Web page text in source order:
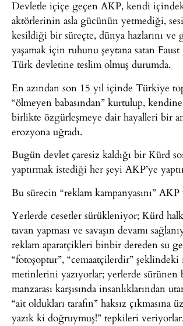
Devletle içiçe geçen AKP, kendi
aktörlerinin asla gücünün yetmediği,
kesildiği bir süreçte, dünya hazlarını ve
yaşamak için ruhunu şeytana satan
Türk devletine teslim olmuş durumda.
En azından son 15 yıl içinde Türkiye
“ölmeyen babasından” kurtulup,
birlikte özgürleşmeye dair hayalleri bir
erozyona uğradı.
Bugün devlet çaresiz kaldığı bir Kürd
yaptırmak istediği her şeyi AKP’ye
Bu sürecin “reklam kampanyasını”
Yerlerde cesetler sürükleniyor; Kürd
tavan yapması ve savaşın devamı
reklam aparatçikleri binbir dereden su
“fotoşoptur”, “cemaatçilerdir” şeklindeki
metinlerini yazıyorlar; yerlerde sürünen
manzarası karşısında insanlıklarından
“ait oldukları tarafın” haksız çıkmasına
yazık ki doğruymuş!” tepkileri